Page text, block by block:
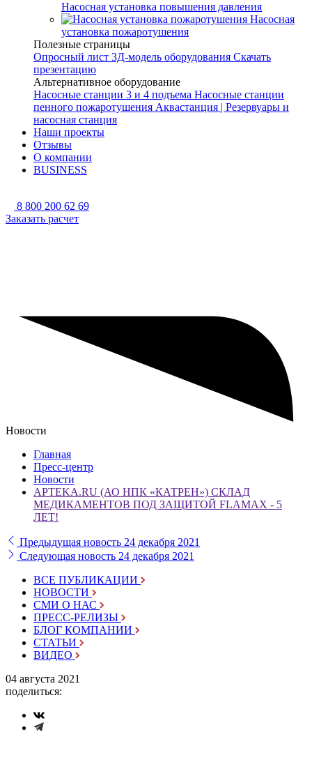
Насосная установка повышения давления
Насосная
установка пожаротушения
Полезные страницы
Опросный лист 3Д-модель оборудования Скачать
презентацию
Альтернативное оборудование
Насосные станции 3 и 4 подъема Насосные станции
пенного пожаротушения Аквастанция | Резервуары и
насосная станция
Наши проекты
Отзывы
О компании
BUSINESS
8 800 200 62 69
Заказать расчет
Новости
Главная
Пресс-центр
Новости
APTEKA.RU (АО НПК «КАТРЕН») СКЛАД
МЕДИКАМЕНТОВ ПОД ЗАЩИТОЙ FLAMAX - 5
ЛЕТ!
Предыдущая новость 24 декабря 2021
Следующая новость 24 декабря 2021
ВСЕ ПУБЛИКАЦИИ
НОВОСТИ
СМИ О НАС
ПРЕСС-РЕЛИЗЫ
БЛОГ КОМПАНИИ
СТАТЬИ
ВИДЕО
04 августа 2021
поделиться: